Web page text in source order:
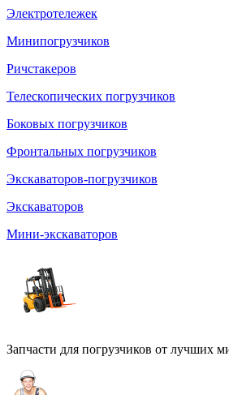
Электротележек
Минипогрузчиков
Ричстакеров
Телескопических погрузчиков
Боковых погрузчиков
Фронтальных погрузчиков
Экскаваторов-погрузчиков
Экскаваторов
Мини-экскаваторов
Запчасти для погрузчиков от лучших